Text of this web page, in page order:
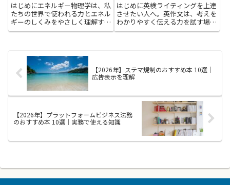
はじめにエネルギー物理学は、私
たちの世界で使われる力とエネル
ギーのしくみをやさしく理解する
手助けをしてくれます。学ぶと、
粒子がエネルギーとどう関わるか
が見えてきます。ニュースや生
活...
はじめに英検ライティングを上達
させたい人へ。英作文は、考えを
わかりやすく伝える力を試す場で
す。良い答案は、伝えたいポイン
分...
【2026年】ステマ規制のおすすめ本 10選｜
広告表示を理解
【2026年】プラットフォームビジネス法務
のおすすめ本 10選｜実務で使える知識